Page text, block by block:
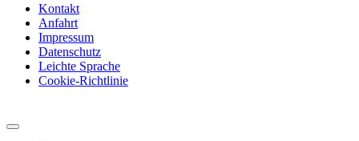
Kontakt
Anfahrt
Impressum
Datenschutz
Leichte Sprache
Cookie-Richtlinie